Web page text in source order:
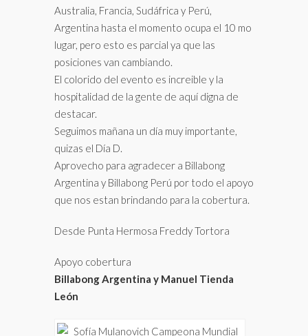
Australia, Francia, Sudáfrica y Perú,
Argentina hasta el momento ocupa el 10 mo
lugar, pero esto es parcial ya que las
posiciones van cambiando.
El colorido del evento es increible y la
hospitalidad de la gente de aquí digna de
destacar.
Seguimos mañana un día muy importante,
quizas el Día D.
Aprovecho para agradecer a Billabong
Argentina y Billabong Perú por todo el apoyo
que nos estan brindando para la cobertura.
Desde Punta Hermosa Freddy Tortora
Apoyo cobertura
Billabong Argentina y Manuel Tienda
León